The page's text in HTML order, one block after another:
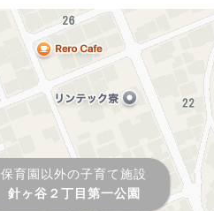
保育園以外の子育て施設
針ヶ谷２丁目第一公園